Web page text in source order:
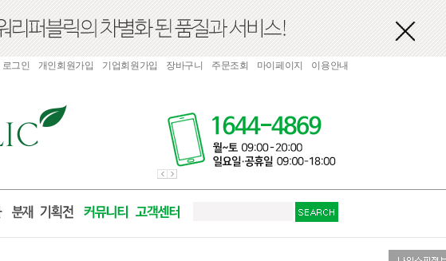
로그인 개인회원가입 기업회원가입 장바구니 주문조회 마이페이지 이용안내